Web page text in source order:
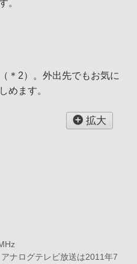
。
＊2）。外出先でもお気に
めます。
拡大
ナログテレビ放送は2011年7